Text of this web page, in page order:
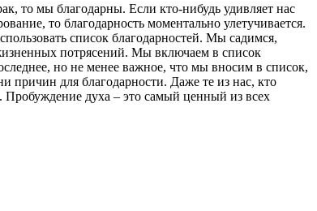
то мы благодарны. Если кто-нибудь удивляет нас
то благодарность моментально улетучивается.
список благодарностей. Мы садимся,
потрясений. Мы включаем в список
но не менее важное, что мы вносим в список,
причин для благодарности. Даже те из нас, кто
Пробуждение духа – это самый ценный из всех